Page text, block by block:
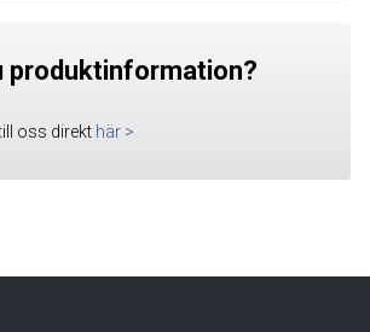
produktinformation?
oss direkt här >